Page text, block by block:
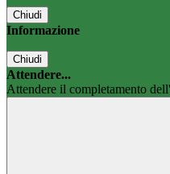
Chiudi
Informazione
Chiudi
Attendere...
Attendere il completamento